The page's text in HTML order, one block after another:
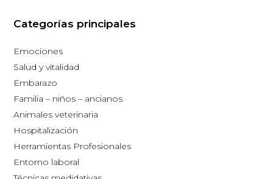
tiene
Las
se
pueden
elegir
en
la
Categorías principales
Emociones
Salud y vitalidad
Embarazo
Familia – niños – ancianos
Animales veterinaria
Hospitalización
Herramientas Profesionales
Entorno laboral